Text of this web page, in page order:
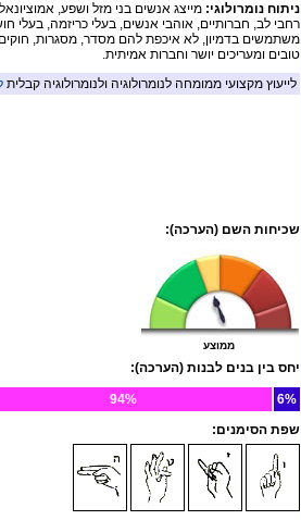
ניתוח נומרולוגי: מייצג אנשים בני מזל ושפע,
רחבי לב, חברותיים, אוהבי אנשים, בעלי כריזמה, בעלי
משתמשים בדמיון, לא איכפת להם מסדר, מסגרות, חוקים
טובים ומעריכים יושר וחברות אמיתית.
לייעוץ מקצועי ממומחה לנומרולוגיה ולנומרולוגיה קבלית
שכיחות השם (הערכה):
ממוצע
יחס בין בנים לבנות (הערכה):
6%
94%
שפת הסימנים: